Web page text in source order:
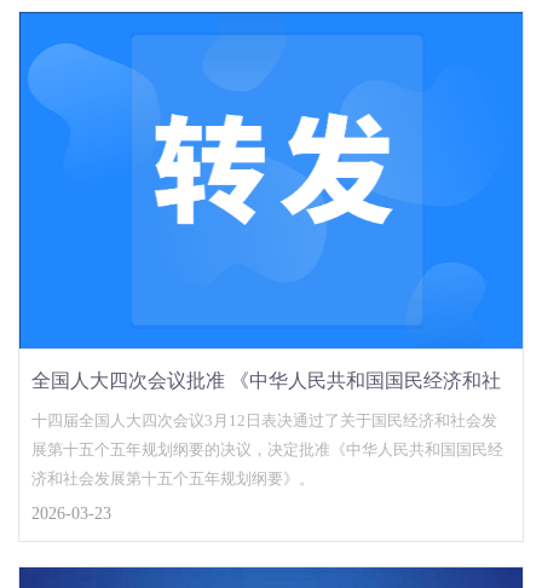
念，深化ESG体系建设，统筹经营发展与社会责任，以ESG建设赋能
稳健经营，携手共建长期价值生态圈。
全国人大四次会议批准 《中华人民共和国国民经济和社
会发展第十五个五年规划纲要》
十四届全国人大四次会议3月12日表决通过了关于国民经济和社会发
展第十五个五年规划纲要的决议，决定批准《中华人民共和国国民经
济和社会发展第十五个五年规划纲要》。
2026-03-23